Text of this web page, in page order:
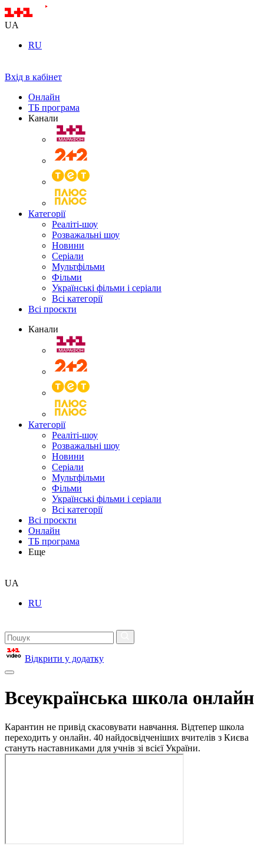
UA
RU
Вхід в кабінет
Онлайн
ТБ програма
Канали
Категорії
Реаліті-шоу
Розважальні шоу
Новини
Серіали
Мультфільми
Фільми
Українські фільми і серіали
Всі категорії
Всі проєкти
Канали
Категорії
Реаліті-шоу
Розважальні шоу
Новини
Серіали
Мультфільми
Фільми
Українські фільми і серіали
Всі категорії
Всі проєкти
Онлайн
ТБ програма
Еще
UA
RU
Відкрити у додатку
Всеукраїнська школа онлайн
Карантин не привід скасовувати навчання. Відтепер школа
переходить у онлайн. 40 найдосвідченіших вчителів з Києва
стануть наставниками для учнів зі всієї України.